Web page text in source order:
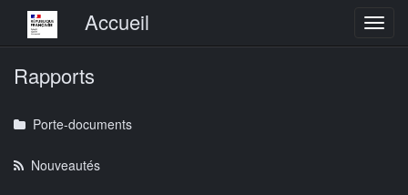
Menu principalAccueil
Rapports
Porte-documents
Nouveautés